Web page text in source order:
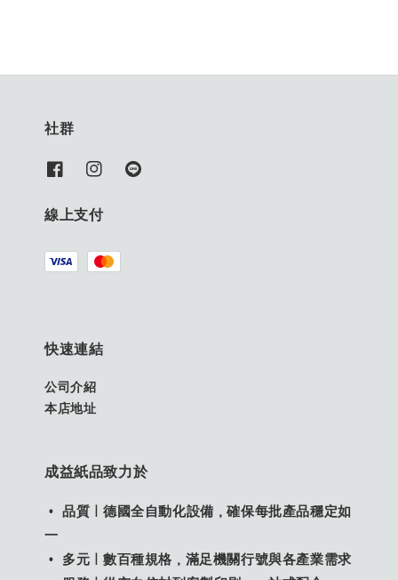
社群
線上支付
快速連結
公司介紹
本店地址
成益紙品致力於
• 品質｜德國全自動化設備，確保每批產品穩定如
一
• 多元｜數百種規格，滿足機關行號與各產業需求